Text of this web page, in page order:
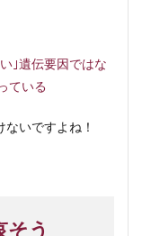
｣遺伝要因ではな
ている
いですよね！
う